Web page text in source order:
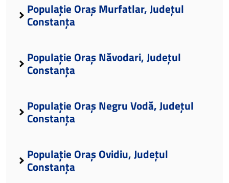
Populație Oraș Murfatlar, Județul
Constanța
Populație Oraș Năvodari, Județul
Constanța
Populație Oraș Negru Vodă, Județul
Constanța
Populație Oraș Ovidiu, Județul
Constanța